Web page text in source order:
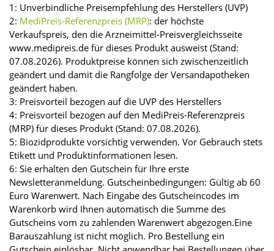
1: Unverbindliche Preisempfehlung des Herstellers (UVP)
2: MediPreis-Referenzpreis (MRP): der höchste
Verkaufspreis, den die Arzneimittel-Preisvergleichsseite
www.medipreis.de für dieses Produkt ausweist (Stand:
07.08.2026). Produktpreise können sich zwischenzeitlich
geändert und damit die Rangfolge der Versandapotheken
geändert haben.
3: Preisvorteil bezogen auf die UVP des Herstellers
4: Preisvorteil bezogen auf den MediPreis-Referenzpreis
(MRP) für dieses Produkt (Stand: 07.08.2026).
5: Biozidprodukte vorsichtig verwenden. Vor Gebrauch stets
Etikett und Produktinformationen lesen.
6: Sie erhalten den Gutschein für Ihre erste
Newsletteranmeldung. Gutscheinbedingungen: Gültig ab 60
Euro Warenwert. Nach Eingabe des Gutscheincodes im
Warenkorb wird Ihnen automatisch die Summe des
Gutscheins vom zu zahlenden Warenwert abgezogen.Eine
Barauszahlung ist nicht möglich. Pro Bestellung ein